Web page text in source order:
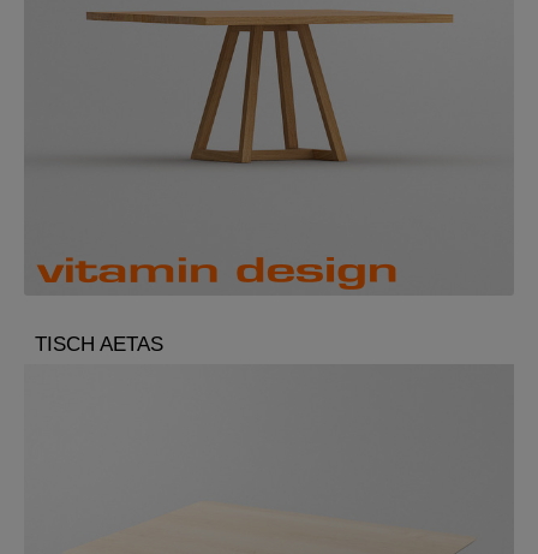
TISCH AETAS